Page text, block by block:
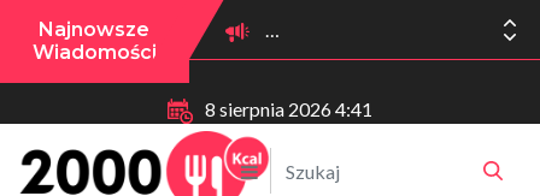
Najnowsze
Wiadomości
8 sierpnia 2026 4:41